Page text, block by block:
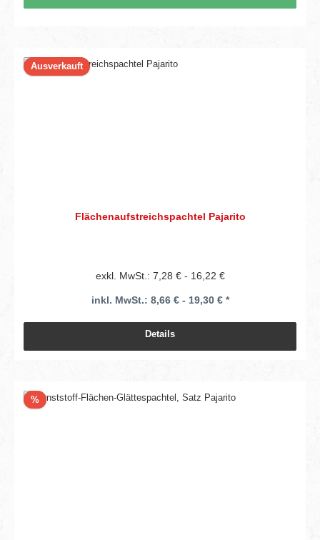
Ausverkauft
Flächenaufstreichspachtel Pajarito
exkl. MwSt.: 7,28 € - 16,22 €
inkl. MwSt.: 8,66 € - 19,30 € *
Details
%Rabatt